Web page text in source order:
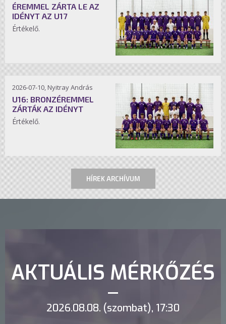
ÉREMMEL ZÁRTA LE AZ
IDÉNYT AZ U17
Értékelő.
2026-07-10, Nyitray András
U16: BRONZÉREMMEL
ZÁRTÁK AZ IDÉNYT
Értékelő.
HÍREK ARCHÍVUM
AKTUÁLIS MÉRKŐZÉS
2026.08.08. (szombat), 17:30